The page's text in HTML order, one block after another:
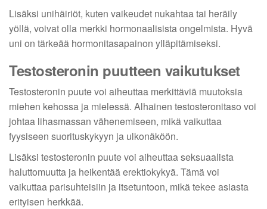
Lisäksi unihäiriöt, kuten vaikeudet nukahtaa tai heräily
yöllä, voivat olla merkki hormonaalisista ongelmista. Hyvä
uni on tärkeää hormonitasapainon ylläpitämiseksi.
Testosteronin puutteen vaikutukset
Testosteronin puute voi aiheuttaa merkittäviä muutoksia
miehen kehossa ja mielessä. Alhainen testosteronitaso voi
johtaa lihasmassan vähenemiseen, mikä vaikuttaa
fyysiseen suorituskykyyn ja ulkonäköön.
Lisäksi testosteronin puute voi aiheuttaa seksuaalista
haluttomuutta ja heikentää erektiokykyä. Tämä voi
vaikuttaa parisuhteisiin ja itsetuntoon, mikä tekee asiasta
erityisen herkkää.